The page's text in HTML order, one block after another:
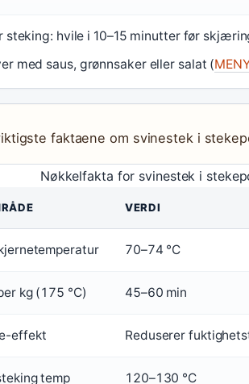
steking: hvile i 10–15 minutter før
med saus, grønnsaker eller salat (
faktaene om svinestek i
Nøkkelfakta for svinestek i
VERDI
70–74 °C
kg (175 °C) 45–60 min
effekt Reduserer
temp 120–130 °C